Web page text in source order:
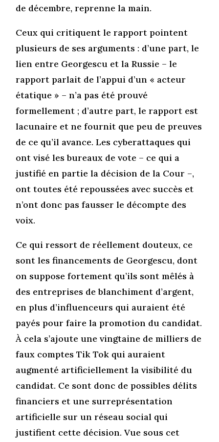
de décembre, reprenne la main.
Ceux qui critiquent le rapport pointent
plusieurs de ses arguments : d’une part, le
lien entre Georgescu et la Russie – le
rapport parlait de l’appui d’un « acteur
étatique » – n’a pas été prouvé
formellement ; d’autre part, le rapport est
lacunaire et ne fournit que peu de preuves
de ce qu’il avance. Les cyberattaques qui
ont visé les bureaux de vote – ce qui a
justifié en partie la décision de la Cour –,
ont toutes été repoussées avec succès et
n’ont donc pas fausser le décompte des
voix.
Ce qui ressort de réellement douteux, ce
sont les financements de Georgescu, dont
on suppose fortement qu’ils sont mêlés à
des entreprises de blanchiment d’argent,
en plus d’influenceurs qui auraient été
payés pour faire la promotion du candidat.
À cela s’ajoute une vingtaine de milliers de
faux comptes Tik Tok qui auraient
augmenté artificiellement la visibilité du
candidat. Ce sont donc de possibles délits
financiers et une surreprésentation
artificielle sur un réseau social qui
justifient cette décision. Vue sous cet